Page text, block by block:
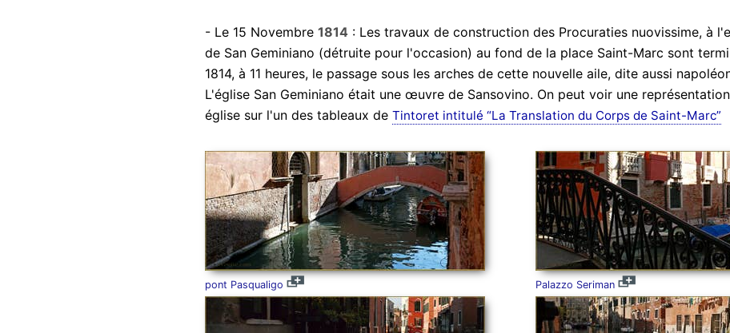
- Le 15 Novembre 1814 : Les travaux de construction des Procuraties nuovissime, à
de San Geminiano (détruite pour l'occasion) au fond de la place Saint-Marc sont
1814, à 11 heures, le passage sous les arches de cette nouvelle aile, dite aussi
L'église San Geminiano était une œuvre de Sansovino. On peut voir une
église sur l'un des tableaux de Tintoret intitulé “La Translation du Corps de Saint-Marc”
pont Pasqualigo Palazzo Seriman